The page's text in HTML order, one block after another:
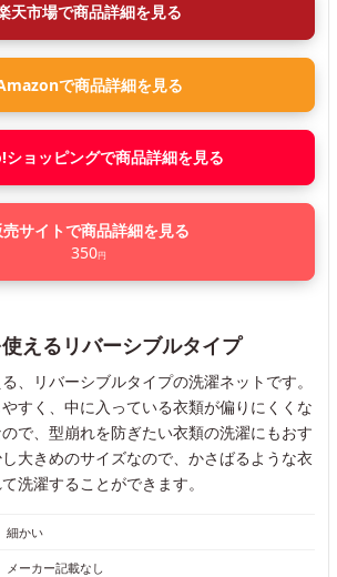
天市場で商品詳細を見る
で商品詳細を見る
ョッピングで商品詳細を見る
サイトで商品詳細を見る
350円
えるリバーシブルタイプ
、リバーシブルタイプの洗濯ネットです。
すく、中に入っている衣類が偏りにくくな
で、型崩れを防ぎたい衣類の洗濯にもおす
大きめのサイズなので、かさばるような衣
洗濯することができます。
細かい
メーカー記載なし